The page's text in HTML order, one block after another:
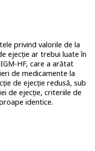
privind valorile de la
ejecție ar trebui luate în
HF, care a arătat
de medicamente la
de ejecție redusă, sub
de ejecție, criteriile de
identice.